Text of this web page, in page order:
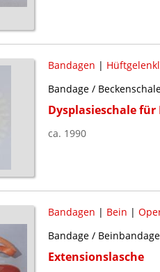
Bandagen |
Bandage /
Dysplasieschale für
ca. 1990
Bandagen | Bein |
Bandage / Beinbandage
Extensionslasche